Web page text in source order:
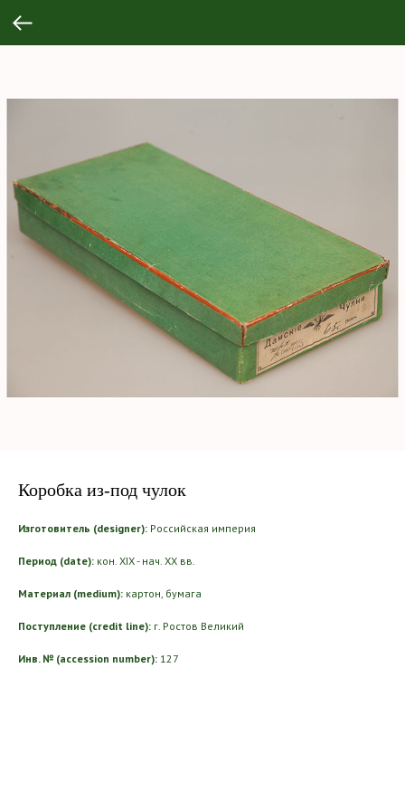
Коробка из-под чулок
Изготовитель (designer): Российская империя
Период (date): кон. XIX - нач. ХХ вв.
Материал (medium): картон, бумага
Поступление (credit line): г. Ростов Великий
Инв. № (accession number): 127